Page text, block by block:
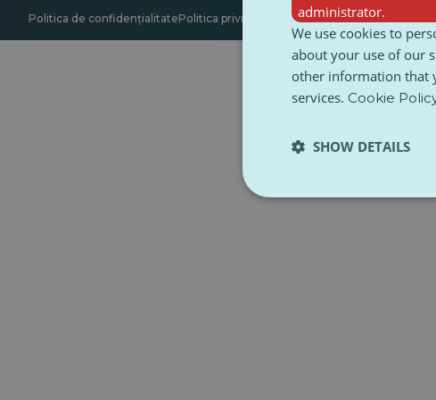
Politica de confidențialitatePolitica privind cookie-urileAccesibilitate
administrator.
We use cookies to
about your use of our
other information that
services. Cookie
SHOW DETAILS